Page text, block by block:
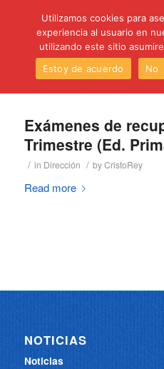
Exámenes de
Trimestre (Ed.
/ in Dirección / byCristoRey
Read more
NOTICIAS
Noticias
Utilizamos cookies para
experiencia al usuario en
utilizando este sitio
Estoy de acuerdo
No